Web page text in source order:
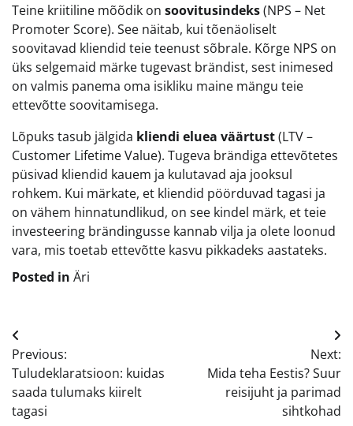
Teine kriitiline mõõdik on soovitusindeks(NPS – Net
Promoter Score). See näitab, kui tõenäoliselt
soovitavad kliendid teie teenust sõbrale. Kõrge NPS on
üks selgemaid märke tugevast brändist, sest inimesed
on valmis panema oma isikliku maine mängu teie
ettevõtte soovitamisega.
Lõpuks tasub jälgida kliendi eluea väärtust(LTV –
Customer Lifetime Value). Tugeva brändiga ettevõtetes
püsivad kliendid kauem ja kulutavad aja jooksul
rohkem. Kui märkate, et kliendid pöörduvad tagasi ja
on vähem hinnatundlikud, on see kindel märk, et teie
investeering brändingusse kannab vilja ja olete loonud
vara, mis toetab ettevõtte kasvu pikkadeks aastateks.
Posted in Äri
Navigeerimine
Previous:
Tuludeklaratsioon: kuidas
saada tulumaks kiirelt
tagasi
Next:
Mida teha Eestis? Suur
reisijuht ja parimad
sihtkohad